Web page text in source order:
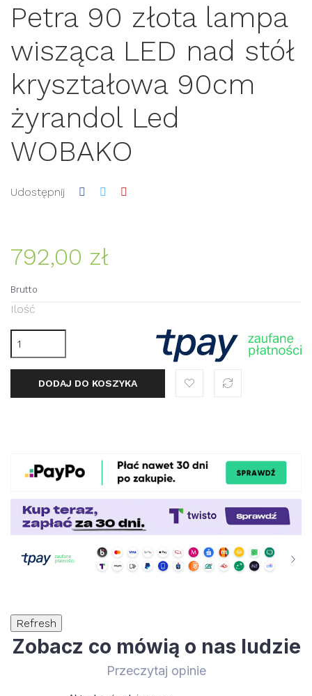
Petra 90 złota lampa
wisząca LED nad stół
kryształowa 90cm
żyrandol Led
WOBAKO
Udostępnij
792,00 zł
Brutto
Ilość
DODAJ DO KOSZYKA